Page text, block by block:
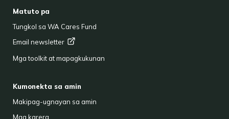
Matuto pa
Tungkol sa WA Cares Fund
Email newsletter
Mga toolkit at mapagkukunan
Kumonekta sa amin
Makipag-ugnayan sa amin
Mga karera